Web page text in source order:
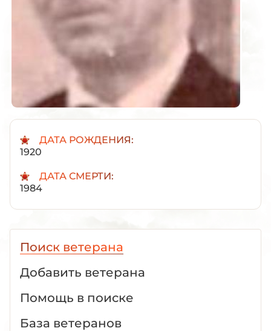
ДАТА РОЖДЕНИЯ:
1920
ДАТА СМЕРТИ:
1984
Поиск ветерана
Добавить ветерана
Помощь в поиске
База ветеранов